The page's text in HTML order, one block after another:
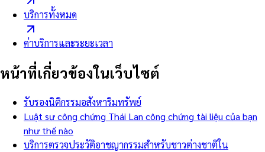
บริการทั้งหมด
ค่าบริการและระยะเวลา
หน้าที่เกี่ยวข้องในเว็บไซต์
รับรองนิติกรรมอสังหาริมทรัพย์
Luật sư công chứng Thái Lan công chứng tài liệu của bạn
như thế nào
บริการตรวจประวัติอาชญากรรมสำหรับชาวต่างชาติใน